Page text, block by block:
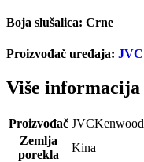
Boja slušalica: Crne
Proizvođač uređaja: JVC
Više informacija
Proizvođač JVCKenwood
Zemlja
porekla
Kina